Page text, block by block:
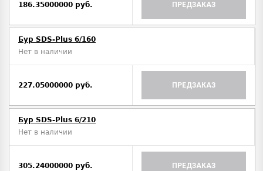
186.35000000 руб. ПРЕДЗАКАЗ
Бур SDS-Plus 6/160
Нет в наличии
227.05000000 руб. ПРЕДЗАКАЗ
Бур SDS-Plus 6/210
Нет в наличии
305.24000000 руб. ПРЕДЗАКАЗ